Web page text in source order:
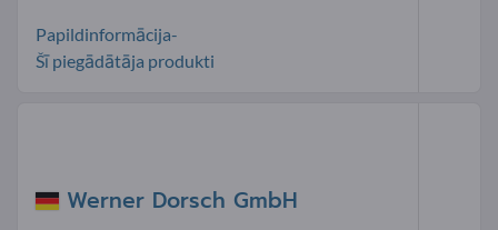
Papildinformācija-
Šī piegādātāja produkti
Werner Dorsch GmbH